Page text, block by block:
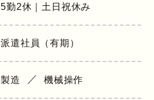
5勤2休｜土日祝休み
派遣社員（有期）
製造 機械操作